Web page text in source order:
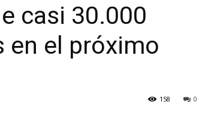
casi 30.000
en el próximo
0
158